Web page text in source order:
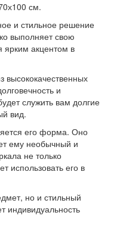
см.
и стильное решение
выполняет свою
ярким акцентом в
высококачественных
и
служить вам долгие
вид.
его форма. Оно
ему необычный и
не только
использовать его в
но и стильный
индивидуальность